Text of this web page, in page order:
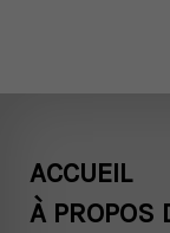
ACCUEIL